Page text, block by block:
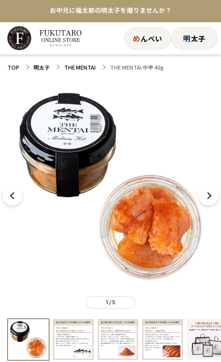
★めんべい25周年記念商品が登場★
【色々な味を試したい方へ】ポストイン！めんべい
送料全国一律770円！10,800円以上で送料無料
めんべい 明太子
TOP 明太子 THE MENTAI THE MENTAI 中辛 40g
1 /5